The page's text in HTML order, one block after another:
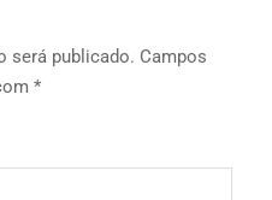
será publicado. Campos
*